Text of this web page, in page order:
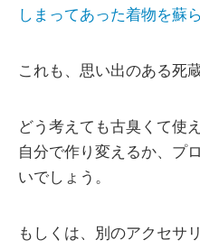
しまってあった着物を蘇
これも、思い出のある死
どう考えても古臭くて使
自分で作り変えるか、プ
いでしょう。
もしくは、別のアクセサ